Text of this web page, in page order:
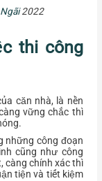
2022
thi công
căn nhà, là nền
vững chắc thì
những công đoạn
cũng như công
càng chính xác thì
tiện và tiết kiệm